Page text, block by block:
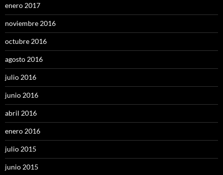
enero 2017
noviembre 2016
octubre 2016
agosto 2016
julio 2016
junio 2016
abril 2016
enero 2016
julio 2015
junio 2015